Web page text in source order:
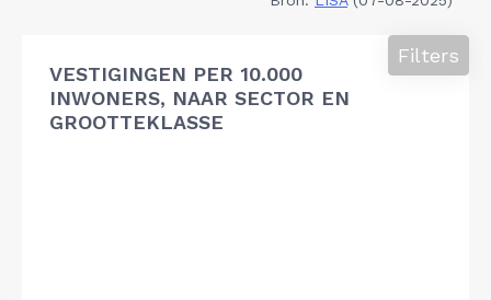
VESTIGINGEN PER 10.000
INWONERS, NAAR SECTOR EN
GROOTTEKLASSE
Filters